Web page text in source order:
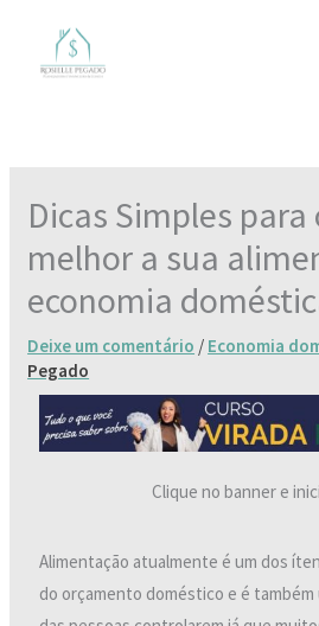
Dicas Simples
melhor a sua
economia
Deixe um comentário / Economia
Pegado
Clique no banner e
Alimentação atualmente é um dos
do orçamento doméstico e é também